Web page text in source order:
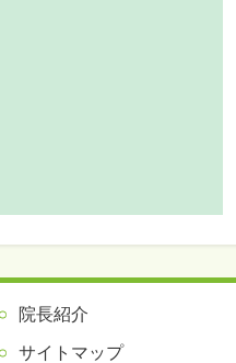
院長紹介
サイトマップ